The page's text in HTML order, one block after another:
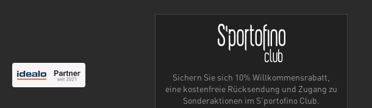
Sichern Sie sich 10% Willkommensrabatt,
eine kostenfreie Rücksendung und Zugang zu
Sonderaktionen im S'portofino Club.